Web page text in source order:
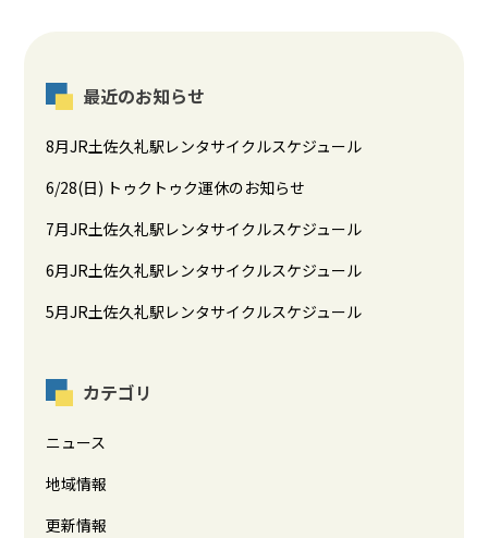
ビ
ゲ
ー
シ
ョ
最近のお知らせ
8月JR土佐久礼駅レンタサイクルスケジュール
6/28(日) トゥクトゥク運休のお知らせ
7月JR土佐久礼駅レンタサイクルスケジュール
6月JR土佐久礼駅レンタサイクルスケジュール
5月JR土佐久礼駅レンタサイクルスケジュール
カテゴリ
ニュース
地域情報
更新情報